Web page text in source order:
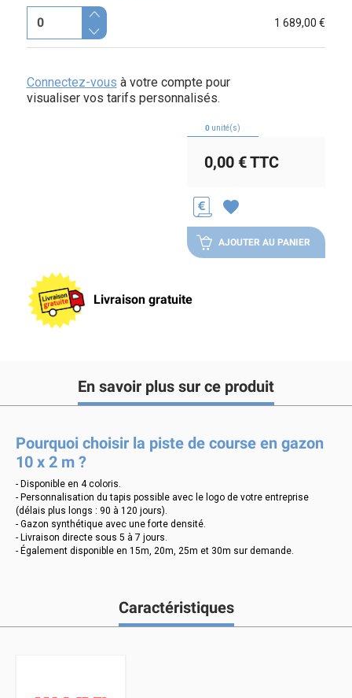
1 689,00 €
Connectez-vous à votre compte pour
visualiser vos tarifs personnalisés.
0 unité(s)
0,00 €TTC
favorite
AJOUTER AU PANIER
Livraison gratuite
En savoir plus sur ce produit
Pourquoi choisir la piste de course en gazon
10 x 2 m ?
- Disponible en 4 coloris.
- Personnalisation du tapis possible avec le logo de votre entreprise
(délais plus longs : 90 à 120 jours).
- Gazon synthétique avec une forte densité.
- Livraison directe sous 5 à 7 jours.
- Également disponible en 15m, 20m, 25m et 30m sur demande.
Caractéristiques